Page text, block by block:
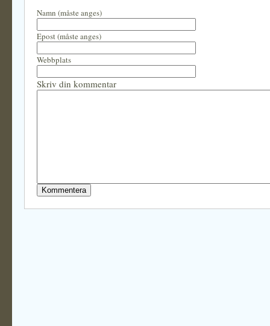
Namn (måste anges)
Epost (måste anges)
Webbplats
Skriv din kommentar